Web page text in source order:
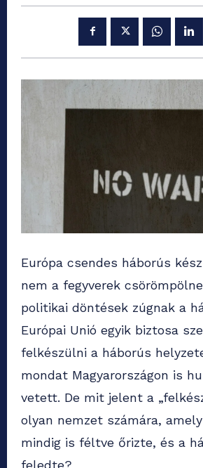
Európa csendes háborús
nem a fegyverek
politikai döntések zúgnak a
Európai Unió egyik biztosa
felkészülni a háborús
mondat Magyarországon is
vetett. De mit jelent a
olyan nemzet számára,
mindig is féltve őrizte, és a